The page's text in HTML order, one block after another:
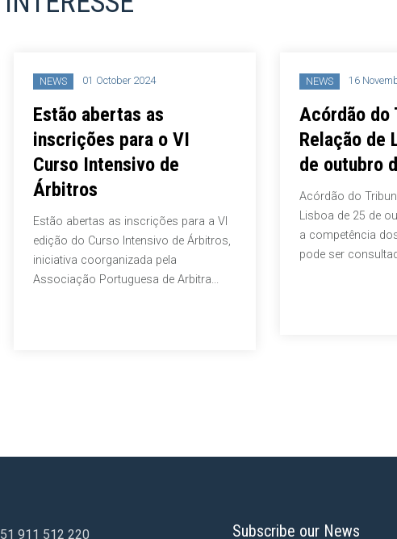
NEWS 01 October 2024
Estão abertas as
inscrições para o VI
Curso Intensivo de
Árbitros
Estão abertas as inscrições para a VI
edição do Curso Intensivo de Árbitros,
iniciativa coorganizada pela
Associação Portuguesa de Arbitra...
NEWS 16
Acórdão do
Relação de
de outubro
Acórdão do
Lisboa de 25 de
a competência
pode ser
911 512 220 Subscribe our News